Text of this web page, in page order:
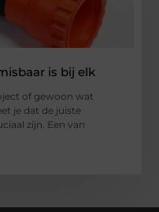
is bij elk
of gewoon wat
je dat de juiste
zijn. Een van